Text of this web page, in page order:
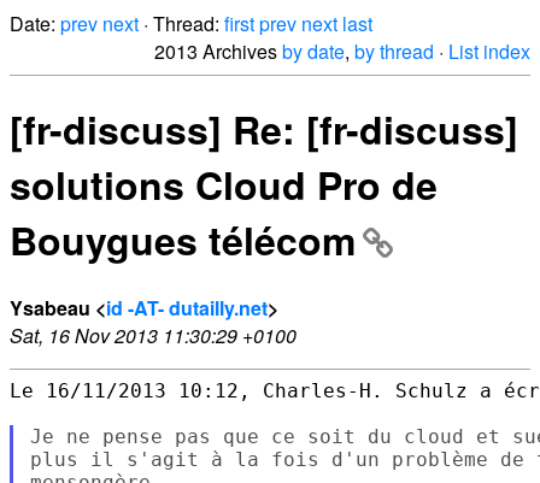
Date: prev next · Thread: firstprev next last
2013 Archivesby date, by thread · List index
[fr-discuss] Re: [fr-discuss]
solutions Cloud Pro de
Bouygues télécom
Ysabeau <id -AT- dutailly.net>
Sat, 16 Nov 2013 11:30:29 +0100
Le 16/11/2013 10:12, Charles-H. Schulz a
Je ne pense pas que ce soit du cloud et
plus il s'agit à la fois d'un problème de